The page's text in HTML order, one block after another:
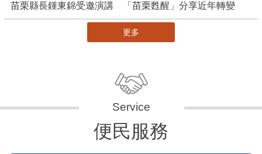
苗栗縣長鍾東錦受邀演講 「苗栗甦醒」分享近年轉變
更多
便民服務